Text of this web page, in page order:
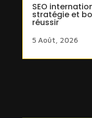
SEO
stratégie et
réussir
5 Août, 2026